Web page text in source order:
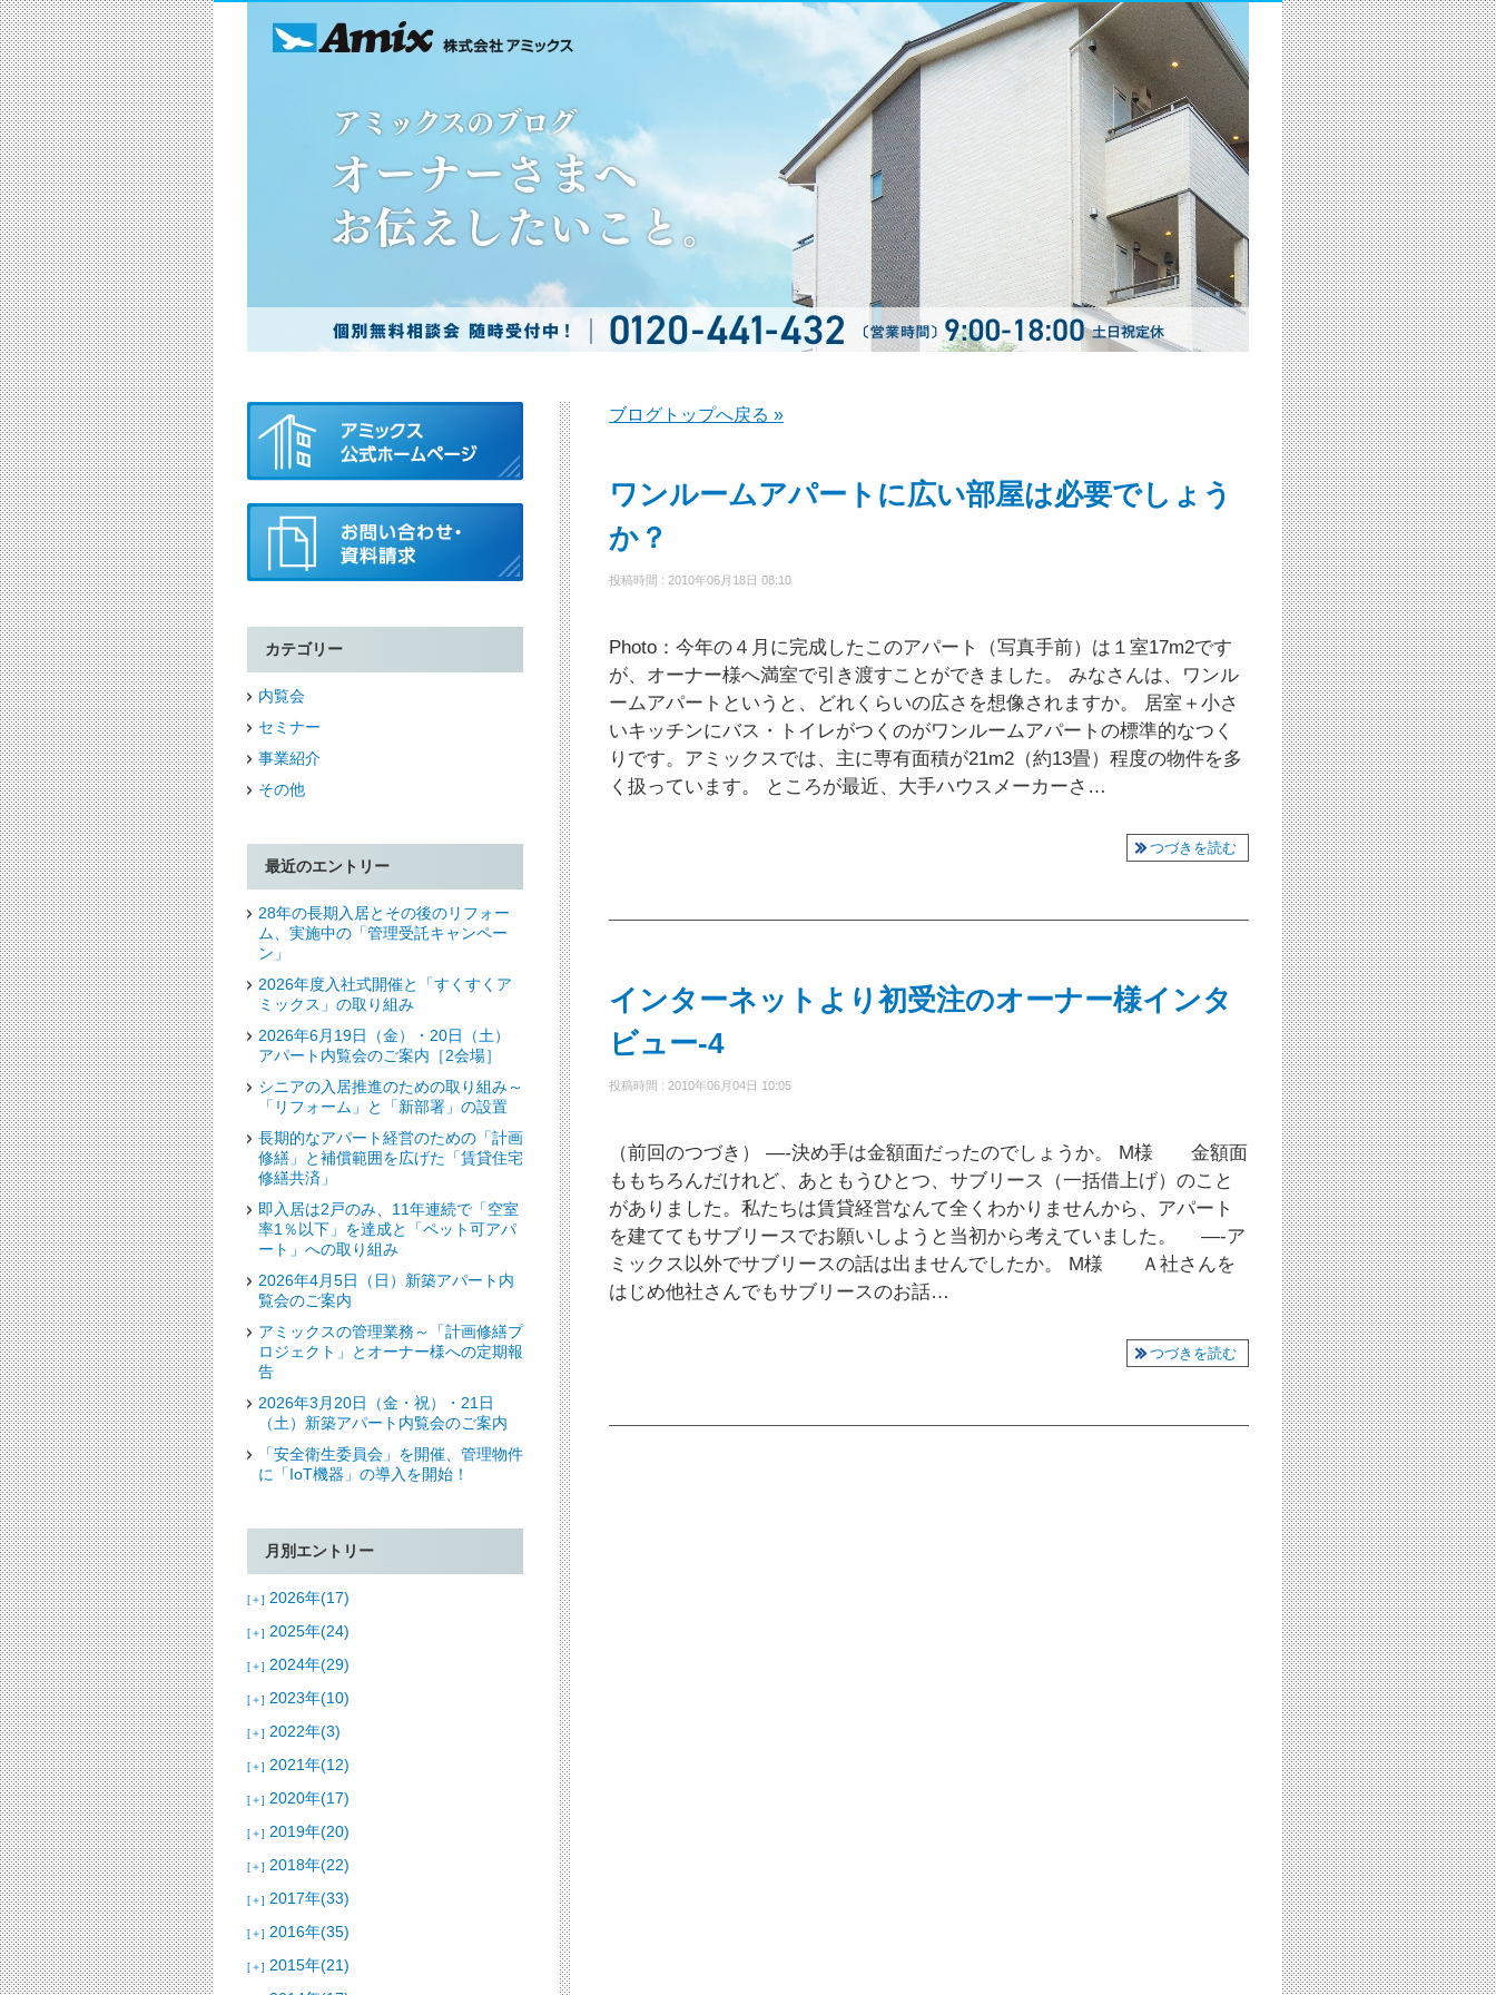
ブログトップへ戻る »
ワンルームアパートに広い部屋は必要でしょう
か？
投稿時間 : 2010年06月18日 08:10
Photo：今年の４月に完成したこのアパート（写真手前）は１室17m2です
が、オーナー様へ満室で引き渡すことができました。 みなさんは、ワンル
ームアパートというと、どれくらいの広さを想像されますか。 居室＋小さ
いキッチンにバス・トイレがつくのがワンルームアパートの標準的なつく
りです。アミックスでは、主に専有面積が21m2（約13畳）程度の物件を多
く扱っています。 ところが最近、大手ハウスメーカーさ…
つづきを読む
インターネットより初受注のオーナー様インタ
ビュー-4
投稿時間 : 2010年06月04日 10:05
（前回のつづき） —-決め手は金額面だったのでしょうか。 M様 金額面
ももちろんだけれど、あともうひとつ、サブリース（一括借上げ）のこと
がありました。私たちは賃貸経営なんて全くわかりませんから、アパート
を建ててもサブリースでお願いしようと当初から考えていました。 —-ア
ミックス以外でサブリースの話は出ませんでしたか。 M様 Ａ社さんを
はじめ他社さんでもサブリースのお話…
つづきを読む
カテゴリー
内覧会
セミナー
事業紹介
その他
最近のエントリー
28年の長期入居とその後のリフォー
ム、実施中の「管理受託キャンペー
ン」
2026年度入社式開催と「すくすくア
ミックス」の取り組み
2026年6月19日（金）・20日（土）
アパート内覧会のご案内［2会場］
シニアの入居推進のための取り組み～
「リフォーム」と「新部署」の設置
長期的なアパート経営のための「計画
修繕」と補償範囲を広げた「賃貸住宅
修繕共済」
即入居は2戸のみ、11年連続で「空室
率1％以下」を達成と「ペット可アパ
ート」への取り組み
2026年4月5日（日）新築アパート内
覧会のご案内
アミックスの管理業務～「計画修繕プ
ロジェクト」とオーナー様への定期報
告
2026年3月20日（金・祝）・21日
（土）新築アパート内覧会のご案内
「安全衛生委員会」を開催、管理物件
に「IoT機器」の導入を開始！
月別エントリー
[＋] 2026年(17)
[＋] 2025年(24)
[＋] 2024年(29)
[＋] 2023年(10)
[＋] 2022年(3)
[＋] 2021年(12)
[＋] 2020年(17)
[＋] 2019年(20)
[＋] 2018年(22)
[＋] 2017年(33)
[＋] 2016年(35)
[＋] 2015年(21)